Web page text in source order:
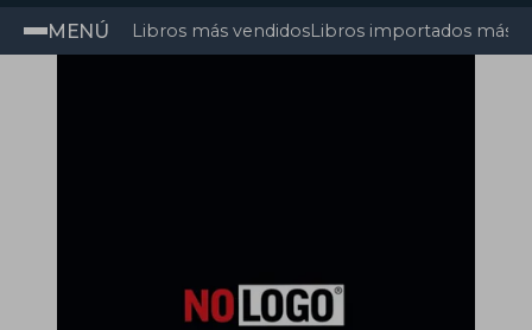
MENÚ Libros más vendidosLibros importados más